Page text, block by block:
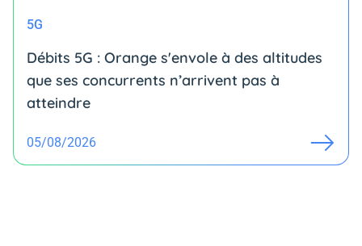
5G
Débits 5G : Orange s'envole à des altitudes
que ses concurrents n’arrivent pas à
atteindre
05/08/2026